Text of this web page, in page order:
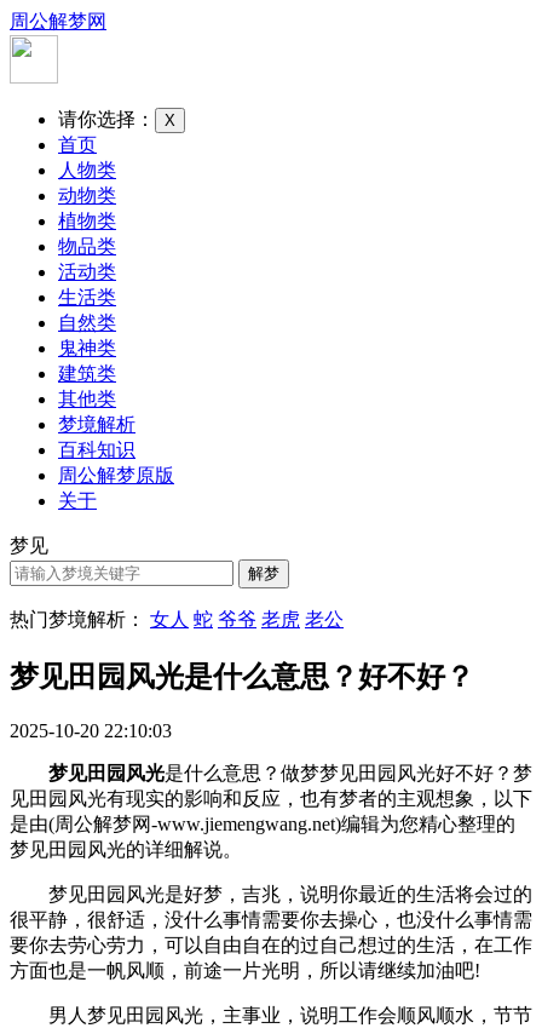
周公解梦网
请你选择： X
首页
人物类
动物类
植物类
物品类
活动类
生活类
自然类
鬼神类
建筑类
其他类
梦境解析
百科知识
周公解梦原版
关于
梦见
热门梦境解析： 女人 蛇 爷爷 老虎 老公
梦见田园风光是什么意思？好不好？
2025-10-20 22:10:03
梦见田园风光是什么意思？做梦梦见田园风光好不好？梦
见田园风光有现实的影响和反应，也有梦者的主观想象，以下
是由(周公解梦网-www.jiemengwang.net)编辑为您精心整理的
梦见田园风光的详细解说。
梦见田园风光是好梦，吉兆，说明你最近的生活将会过的
很平静，很舒适，没什么事情需要你去操心，也没什么事情需
要你去劳心劳力，可以自由自在的过自己想过的生活，在工作
方面也是一帆风顺，前途一片光明，所以请继续加油吧!
男人梦见田园风光，主事业，说明工作会顺风顺水，节节